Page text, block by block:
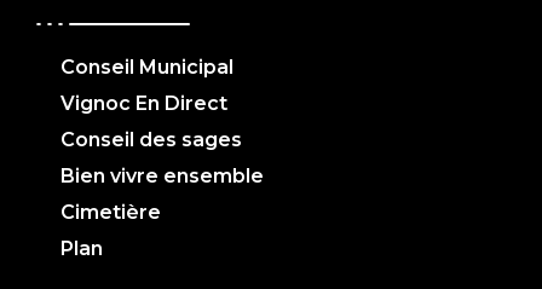
Conseil Municipal
Vignoc En Direct
Conseil des sages
Bien vivre ensemble
Cimetière
Plan